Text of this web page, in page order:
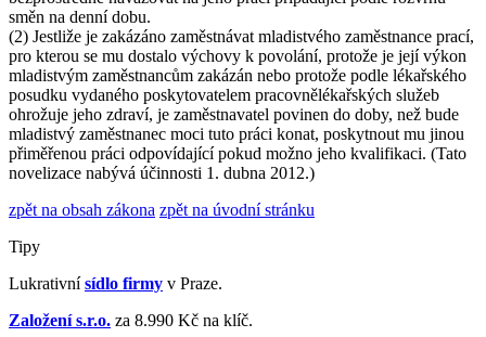
směn na denní dobu.
(2) Jestliže je zakázáno zaměstnávat mladistvého zaměstnance prací,
pro kterou se mu dostalo výchovy k povolání, protože je její výkon
mladistvým zaměstnancům zakázán nebo protože podle lékařského
posudku vydaného poskytovatelem pracovnělékařských služeb
ohrožuje jeho zdraví, je zaměstnavatel povinen do doby, než bude
mladistvý zaměstnanec moci tuto práci konat, poskytnout mu jinou
přiměřenou práci odpovídající pokud možno jeho kvalifikaci. (Tato
novelizace nabývá účinnosti 1. dubna 2012.)
zpět na obsah zákona zpět na úvodní stránku
Tipy
Lukrativnísídlo firmy v Praze.
Založení s.r.o. za 8.990 Kč na klíč.